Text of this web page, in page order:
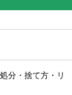
分・捨て方・リ